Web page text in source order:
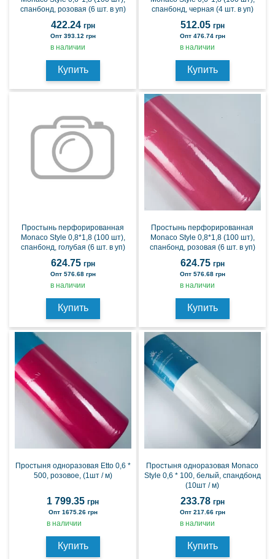
спанбонд, розовая (6 шт. в уп)
422.24 грн
Опт 393.12 грн
в наличии
Купить
спанбонд, черная (4 шт. в уп)
512.05 грн
Опт 476.74 грн
в наличии
Купить
Простынь перфорированная
Monaco Style 0,8*1,8 (100 шт),
спанбонд, голубая (6 шт. в уп)
624.75 грн
Опт 576.68 грн
в наличии
Купить
Простынь перфорированная
Monaco Style 0,8*1,8 (100 шт),
спанбонд, розовая (6 шт. в уп)
624.75 грн
Опт 576.68 грн
в наличии
Купить
Простыня одноразовая Etto 0,6 *
500, розовое, (1шт / м)
1 799.35 грн
Опт 1675.26 грн
в наличии
Купить
Простыня одноразовая Monaco
Style 0,6 * 100, белый, спандбонд
(10шт / м)
233.78 грн
Опт 217.66 грн
в наличии
Купить